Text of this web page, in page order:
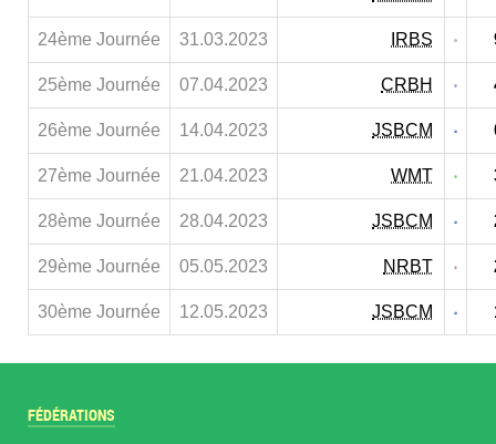
24ème Journée 31.03.2023 IRBS
25ème Journée 07.04.2023 CRBH
26ème Journée 14.04.2023 JSBCM
27ème Journée 21.04.2023 WMT
28ème Journée 28.04.2023 JSBCM
29ème Journée 05.05.2023 NRBT
30ème Journée 12.05.2023 JSBCM
FÉDÉRATIONS